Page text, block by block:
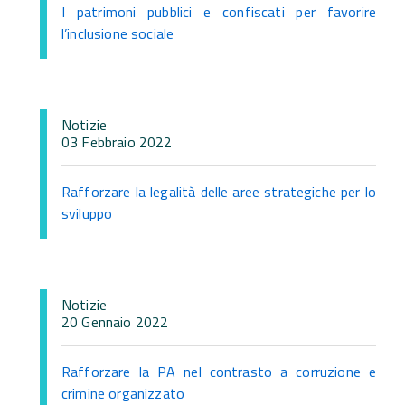
I patrimoni pubblici e confiscati per favorire
l’inclusione sociale
Notizie
03 Febbraio 2022
Rafforzare la legalità delle aree strategiche per lo
sviluppo
Notizie
20 Gennaio 2022
Rafforzare la PA nel contrasto a corruzione e
crimine organizzato